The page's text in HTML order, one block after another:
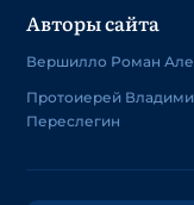
Авторы сайта
Вершилло Роман
Протоиерей
Переслегин